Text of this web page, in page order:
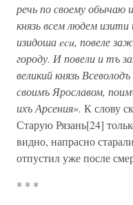
речь по своему обычаю
князь всем людем
изидоша ecu, повеле
городу. И повели и тъ
великий князь
своимъ Ярославом,
ихъ Арсения». К слову
Старую Рязань[24]
видно, напрасно
отпустил уже после
* * *